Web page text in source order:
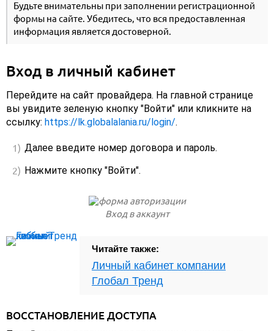
Будьте внимательны при заполнении регистрационной
формы на сайте. Убедитесь, что вся предоставленная
информация является достоверной.
Вход в личный кабинет
Перейдите на сайт провайдера. На главной странице
вы увидите зеленую кнопку "Войти" или кликните на
ссылку: https://lk.globalalania.ru/login/.
Далее введите номер договора и пароль.
Нажмите кнопку "Войти".
Вход в аккаунт
Читайте также:
Личный кабинет компании
Глобал Тренд
ВОССТАНОВЛЕНИЕ ДОСТУПА